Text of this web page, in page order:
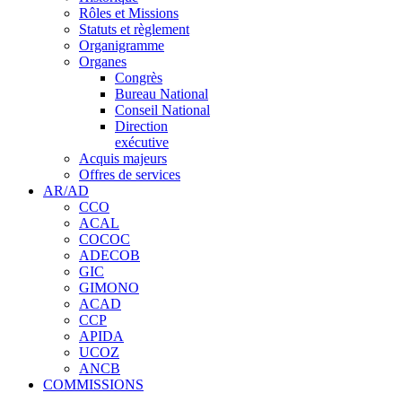
Rôles et Missions
Statuts et règlement
Organigramme
Organes
Congrès
Bureau National
Conseil National
Direction
exécutive
Acquis majeurs
Offres de services
AR/AD
CCO
ACAL
COCOC
ADECOB
GIC
GIMONO
ACAD
CCP
APIDA
UCOZ
ANCB
COMMISSIONS